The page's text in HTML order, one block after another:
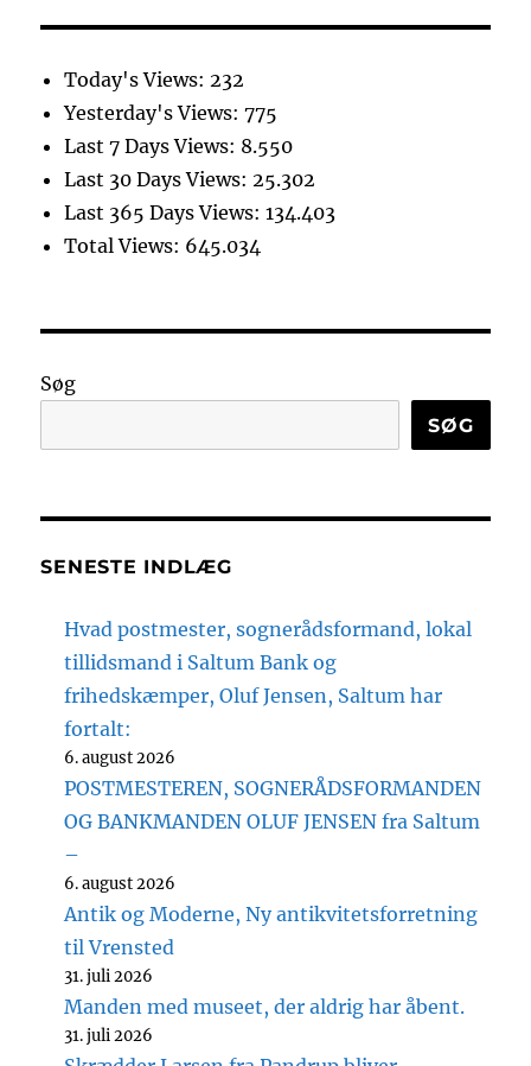
Today's Views:232
Yesterday's Views:775
Last 7 Days Views: 8.550
Last 30 Days Views:25.302
Last 365 Days Views:134.403
Total Views: 645.034
Søg
SØG
SENESTE INDLÆG
Hvad postmester, sognerådsformand, lokal
tillidsmand i Saltum Bank og
frihedskæmper, Oluf Jensen, Saltum har
fortalt:
6. august 2026
POSTMESTEREN, SOGNERÅDSFORMANDEN
OG BANKMANDEN OLUF JENSEN fra Saltum
–
6. august 2026
Antik og Moderne, Ny antikvitetsforretning
til Vrensted
31. juli 2026
Manden med museet, der aldrig har åbent.
31. juli 2026